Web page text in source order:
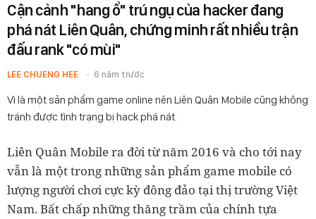
Cận cảnh "hang ổ" trú ngụ của hacker đang
phá nát Liên Quân, chứng minh rất nhiều trận
đấu rank "có mùi"
LEE CHUENG HEE 6 năm trước
Vì là một sản phẩm game online nên Liên Quân Mobile cũng không
tránh được tình trạng bị hack phá nát.
Liên Quân Mobile ra đời từ năm 2016 và cho tới nay
vẫn là một trong những sản phẩm game mobile có
lượng người chơi cực kỳ đông đảo tại thị trường Việt
Nam. Bất chấp những thăng trầm của chính tựa